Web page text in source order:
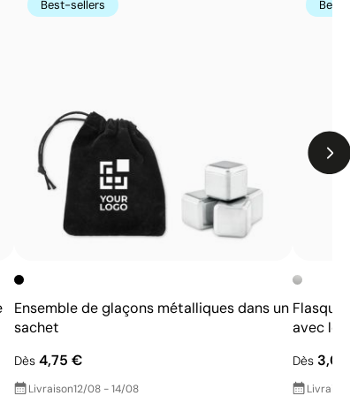
dégradés
Best-sellers
Ensemble de glaçons métalliques dans un
sachet
Dès 4,75 €
Livraison12/08 - 14/08
avec le
Dès